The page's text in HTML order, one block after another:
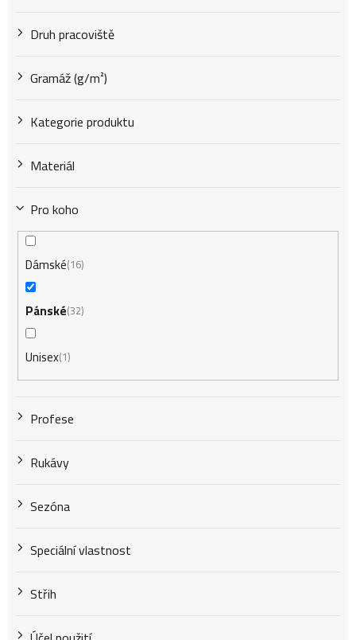
k Druh pracoviště
Gramáž (g/m²)
Kategorie produktu
Materiál
Pro koho
Dámské 16
Pánské 32
Unisex 1
Profese
Rukávy
Sezóna
Speciální vlastnost
Střih